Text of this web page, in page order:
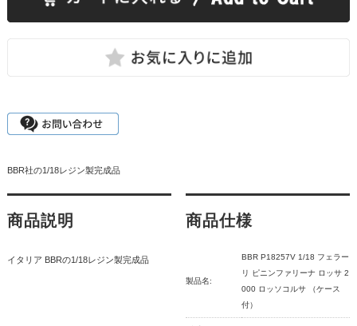
BBR社の1/18レジン製完成品
商品説明
イタリア BBRの1/18レジン製完成品
商品仕様
製品名:
BBR P18257V 1/18 フェラー
リ ピニンファリーナ ロッサ 2
000 ロッソコルサ （ケース
付）